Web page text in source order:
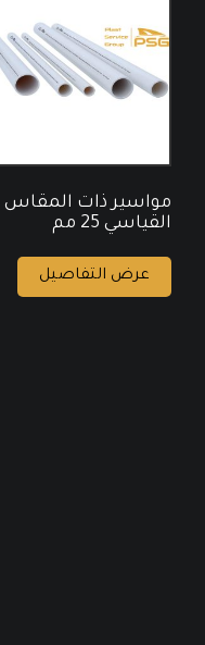
مواسير ذات المقاس
القياسي 25 مم
عرض التفاصيل